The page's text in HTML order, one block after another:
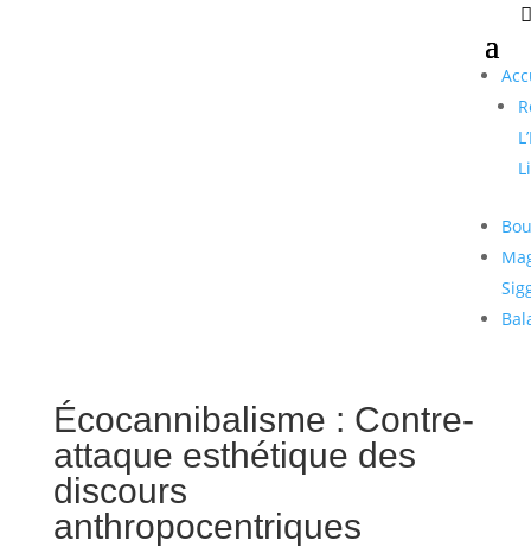
Écocannibalisme : Contre-
attaque esthétique des
discours
anthropocentriques